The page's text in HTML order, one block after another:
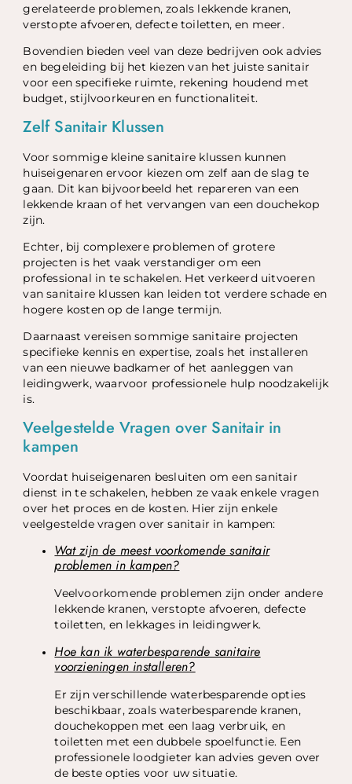
gerelateerde problemen, zoals lekkende kranen,
verstopte afvoeren, defecte toiletten, en meer.
Bovendien bieden veel van deze bedrijven ook advies
en begeleiding bij het kiezen van het juiste sanitair
voor een specifieke ruimte, rekening houdend met
budget, stijlvoorkeuren en functionaliteit.
Zelf Sanitair Klussen
Voor sommige kleine sanitaire klussen kunnen
huiseigenaren ervoor kiezen om zelf aan de slag te
gaan. Dit kan bijvoorbeeld het repareren van een
lekkende kraan of het vervangen van een douchekop
zijn.
Echter, bij complexere problemen of grotere
projecten is het vaak verstandiger om een
professional in te schakelen. Het verkeerd uitvoeren
van sanitaire klussen kan leiden tot verdere schade en
hogere kosten op de lange termijn.
Daarnaast vereisen sommige sanitaire projecten
specifieke kennis en expertise, zoals het installeren
van een nieuwe badkamer of het aanleggen van
leidingwerk, waarvoor professionele hulp noodzakelijk
is.
Veelgestelde Vragen over Sanitair in
kampen
Voordat huiseigenaren besluiten om een sanitair
dienst in te schakelen, hebben ze vaak enkele vragen
over het proces en de kosten. Hier zijn enkele
veelgestelde vragen over sanitair in kampen:
Wat zijn de meest voorkomende sanitair
problemen in kampen?
Veelvoorkomende problemen zijn onder andere
lekkende kranen, verstopte afvoeren, defecte
toiletten, en lekkages in leidingwerk.
Hoe kan ik waterbesparende sanitaire
voorzieningen installeren?
Er zijn verschillende waterbesparende opties
beschikbaar, zoals waterbesparende kranen,
douchekoppen met een laag verbruik, en
toiletten met een dubbele spoelfunctie. Een
professionele loodgieter kan advies geven over
de beste opties voor uw situatie.